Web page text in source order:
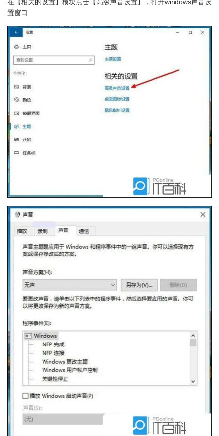
在【相关的设置】模块点击【高级声音设置】，打开windows声音设
置窗口